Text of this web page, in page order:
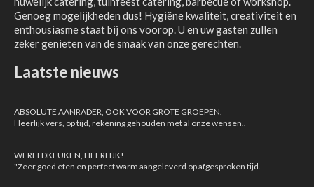
Genoeg mogelijkheden dus! Hygiëne kwaliteit, creativiteit en
enthousiasme staat bij ons voorop. U en uw gasten zullen
zeker genieten van de smaak van onze gerechten.
Laatste nieuws
ABSOLUTE AANRADER, OOK VOOR GROTE GROEPEN.
Heerlijk vers, op tijd, rekening gehouden met al onze wensen..
WERELDKEUKEN, HEERLIJK!
"Zeer goed eten en perfect warm aangeleverd op afgesproken tijd.